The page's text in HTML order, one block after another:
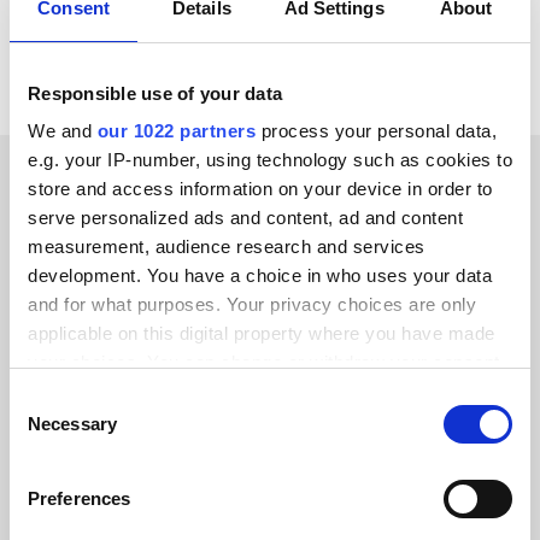
Consent Details Ad Settings About
Responsible use of your data
We and our 1022 partners process your personal data,
e.g. your IP-number, using technology such as cookies to
store and access information on your device in order to
serve personalized ads and content, ad and content
measurement, audience research and services
development. You have a choice in who uses your data
and for what purposes. Your privacy choices are only
applicable on this digital property where you have made
the Privacy trigger icon.
Collect information about your geographical location
Selection
Necessary
Preferences
Alle Voyado Integrationen ansehen
ERFOLGSGESCHICHTEN UNSERER KUNDEN
Erfahren Sie, warum unsere
Kunden uns
weiterempfehlen
Alumio gab uns zum ersten Mal die